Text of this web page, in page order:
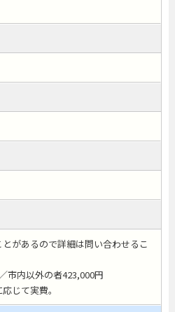
があるので詳細は問い合わせるこ
市内以外の者423,000円
じて実費。